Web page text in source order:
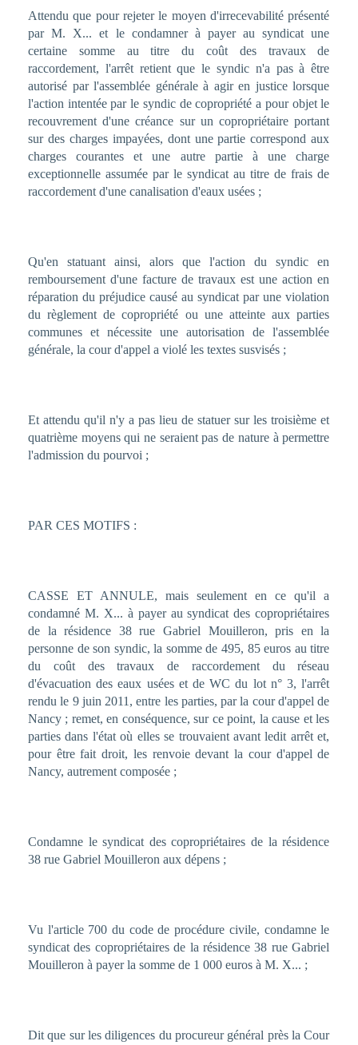
Attendu que pour rejeter le moyen d'irrecevabilité présenté
par M. X... et le condamner à payer au syndicat une
certaine somme au titre du coût des travaux de
raccordement, l'arrêt retient que le syndic n'a pas à être
autorisé par l'assemblée générale à agir en justice lorsque
l'action intentée par le syndic de copropriété a pour objet le
recouvrement d'une créance sur un copropriétaire portant
sur des charges impayées, dont une partie correspond aux
charges courantes et une autre partie à une charge
exceptionnelle assumée par le syndicat au titre de frais de
raccordement d'une canalisation d'eaux usées ;
Qu'en statuant ainsi, alors que l'action du syndic en
remboursement d'une facture de travaux est une action en
réparation du préjudice causé au syndicat par une violation
du règlement de copropriété ou une atteinte aux parties
communes et nécessite une autorisation de l'assemblée
générale, la cour d'appel a violé les textes susvisés ;
Et attendu qu'il n'y a pas lieu de statuer sur les troisième et
quatrième moyens qui ne seraient pas de nature à permettre
l'admission du pourvoi ;
PAR CES MOTIFS :
CASSE ET ANNULE, mais seulement en ce qu'il a
condamné M. X... à payer au syndicat des copropriétaires
de la résidence 38 rue Gabriel Mouilleron, pris en la
personne de son syndic, la somme de 495, 85 euros au titre
du coût des travaux de raccordement du réseau
d'évacuation des eaux usées et de WC du lot n° 3, l'arrêt
rendu le 9 juin 2011, entre les parties, par la cour d'appel de
Nancy ; remet, en conséquence, sur ce point, la cause et les
parties dans l'état où elles se trouvaient avant ledit arrêt et,
pour être fait droit, les renvoie devant la cour d'appel de
Nancy, autrement composée ;
Condamne le syndicat des copropriétaires de la résidence
38 rue Gabriel Mouilleron aux dépens ;
Vu l'article 700 du code de procédure civile, condamne le
syndicat des copropriétaires de la résidence 38 rue Gabriel
Mouilleron à payer la somme de 1 000 euros à M. X... ;
Dit que sur les diligences du procureur général près la Cour